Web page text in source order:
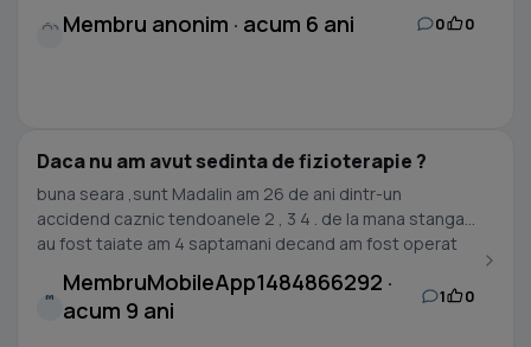
Membru anonim · acum 6 ani 0 0
Daca nu am avut sedinta de fizioterapie ?
buna seara ,sunt Madalin am 26 de ani dintr-un
accidend caznic tendoanele 2 , 3 4 . de la mana stanga
au fost taiate am 4 saptamani decand am fost operat
M
MembruMobileApp1484866292 ·
acum 9 ani
1 0